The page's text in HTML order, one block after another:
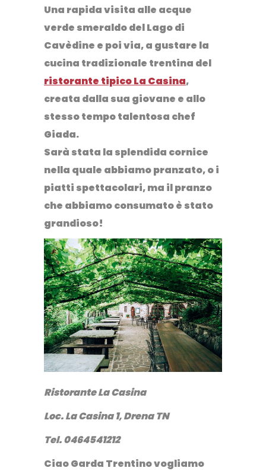
Una rapida visita alle acque
verde smeraldo delLago di
Cavèdine e poi via, a gustare la
cucina tradizionale trentina del
ristorante tipico La Casina,
creata dalla sua giovane e allo
stesso tempo talentosa chef
Giada.
Sarà stata la splendida cornice
nella quale abbiamo pranzato, o i
piatti spettacolari, ma il pranzo
che abbiamo consumato è stato
grandioso!
Ristorante La Casina
Loc. La Casina 1, Drena TN
Tel. 0464541212
Ciao Garda Trentino vogliamo